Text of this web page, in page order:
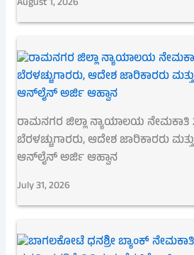
ರಾಮನಗರ ಜಿಲ್ಲಾ ನ್ಯಾಯಾಲಯ ನೇಮಕಾತಿ
ಬೆರಳಚ್ಚುಗಾರರು, ಆದೇಶ ಜಾರಿಕಾರರು
ಆನ್‌ಲೈನ್ ಅರ್ಜಿ ಆಹ್ವಾನ
July 31, 2026